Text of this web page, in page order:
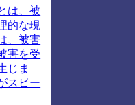
は、被
的な現
、被害
害を受
じま
スピー